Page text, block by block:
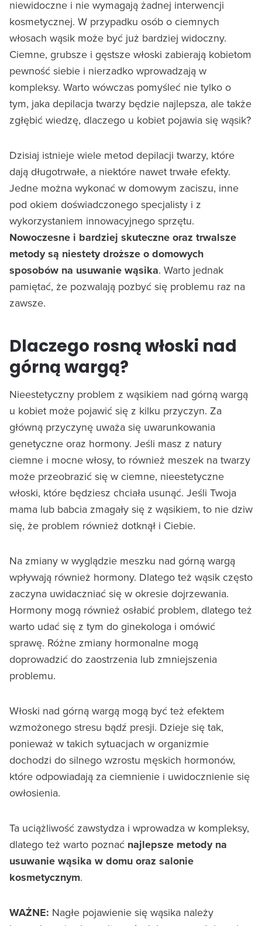
niewidoczne i nie wymagają żadnej interwencji
kosmetycznej. W przypadku osób o ciemnych
włosach wąsik może być już bardziej widoczny.
Ciemne, grubsze i gęstsze włoski zabierają kobietom
pewność siebie i nierzadko wprowadzają w
kompleksy. Warto wówczas pomyśleć nie tylko o
tym, jaka depilacja twarzy będzie najlepsza, ale także
zgłębić wiedzę, dlaczego u kobiet pojawia się wąsik?
Dzisiaj istnieje wiele metod depilacji twarzy, które
dają długotrwałe, a niektóre nawet trwałe efekty.
Jedne można wykonać w domowym zaciszu, inne
pod okiem doświadczonego specjalisty i z
wykorzystaniem innowacyjnego sprzętu.
Nowoczesne i bardziej skuteczne oraz trwalsze
metody są niestety droższe o domowych
sposobów na usuwanie wąsika. Warto jednak
pamiętać, że pozwalają pozbyć się problemu raz na
zawsze.
Dlaczego rosną włoski nad
górną wargą?
Nieestetyczny problem z wąsikiem nad górną wargą
u kobiet może pojawić się z kilku przyczyn. Za
główną przyczynę uważa się uwarunkowania
genetyczne oraz hormony. Jeśli masz z natury
ciemne i mocne włosy, to również meszek na twarzy
może przeobrazić się w ciemne, nieestetyczne
włoski, które będziesz chciała usunąć. Jeśli Twoja
mama lub babcia zmagały się z wąsikiem, to nie dziw
się, że problem również dotknął i Ciebie.
Na zmiany w wyglądzie meszku nad górną wargą
wpływają również hormony. Dlatego też wąsik często
zaczyna uwidaczniać się w okresie dojrzewania.
Hormony mogą również osłabić problem, dlatego też
warto udać się z tym do ginekologa i omówić
sprawę. Różne zmiany hormonalne mogą
doprowadzić do zaostrzenia lub zmniejszenia
problemu.
Włoski nad górną wargą mogą być też efektem
wzmożonego stresu bądź presji. Dzieje się tak,
ponieważ w takich sytuacjach w organizmie
dochodzi do silnego wzrostu męskich hormonów,
które odpowiadają za ciemnienie i uwidocznienie się
owłosienia.
Ta uciążliwość zawstydza i wprowadza w kompleksy,
dlatego też warto poznać najlepsze metody na
usuwanie wąsika w domu oraz salonie
kosmetycznym.
WAŻNE: Nagłe pojawienie się wąsika należy